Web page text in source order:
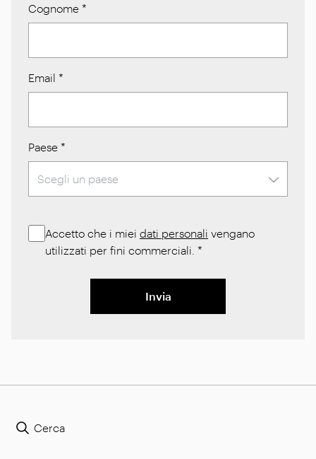
Cognome *
Email *
Paese *
Accetto che i miei dati personali vengano
utilizzati per fini commerciali. *
Invia
Cerca